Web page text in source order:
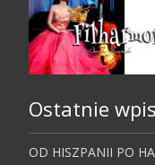
Ostatnie
OD HISZPANII PO